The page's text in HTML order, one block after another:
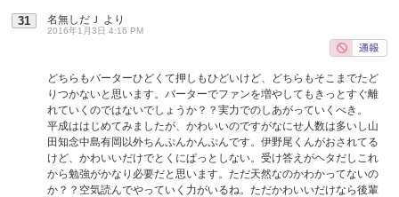
31 名無しだＪ より
2016年1月3日 4:16 PM
どちらもバーターひどくて押しもひどいけど、どちらもそこまでたど
りつかないと思います。バーターでファンを増やしてもきっとすぐ離
れていくのではないでしょうか？？実力でのしあがっていくべき。
平成ははじめてみましたが、かわいいのですがなにせ人数は多いし山
田知念中島有岡以外ちんぷんかんぷんです。伊野尾くんがおされてる
けど、かわいいだけでとくにぱっとしない。受け答えがヘタだしこれ
から勉強がかなり必要だと思います。ただ天然なのかわかってないの
か？？空気読んでやっていく力がいるね。ただかわいいだけなら後輩